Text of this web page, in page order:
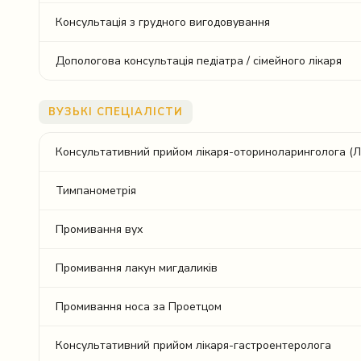
Консультація з грудного вигодовування
Допологова консультація педіатра / сімейного лікаря
ВУЗЬКІ СПЕЦІАЛІСТИ
Консультативний прийом лікаря-оториноларинголога
Тимпанометрія
Промивання вух
Промивання лакун мигдаликів
Промивання носа за Проетцом
Консультативний прийом лікаря-гастроентеролога